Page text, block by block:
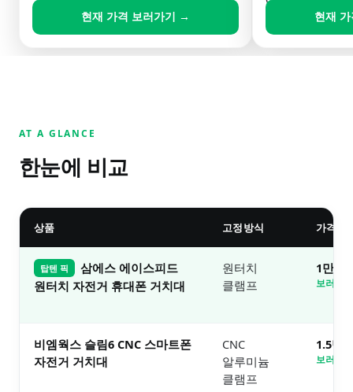
현재 가격 보러가기 →
현재
AT A GLANCE
한눈에 비교
상품 고정방식 가격대
탑텐 픽
삼에스 에이스피드
원터치 자전거 휴대폰 거치대
원터치
클램프
1만원
보러가
비엠웍스 슬림6 CNC 스마트폰
자전거 거치대
CNC
알루미늄
클램프
1.5만
보러가